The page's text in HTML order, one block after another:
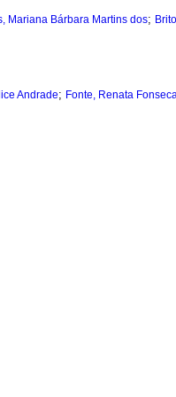
Mariana Bárbara Martins dos;
Andrade; Fonte, Renata